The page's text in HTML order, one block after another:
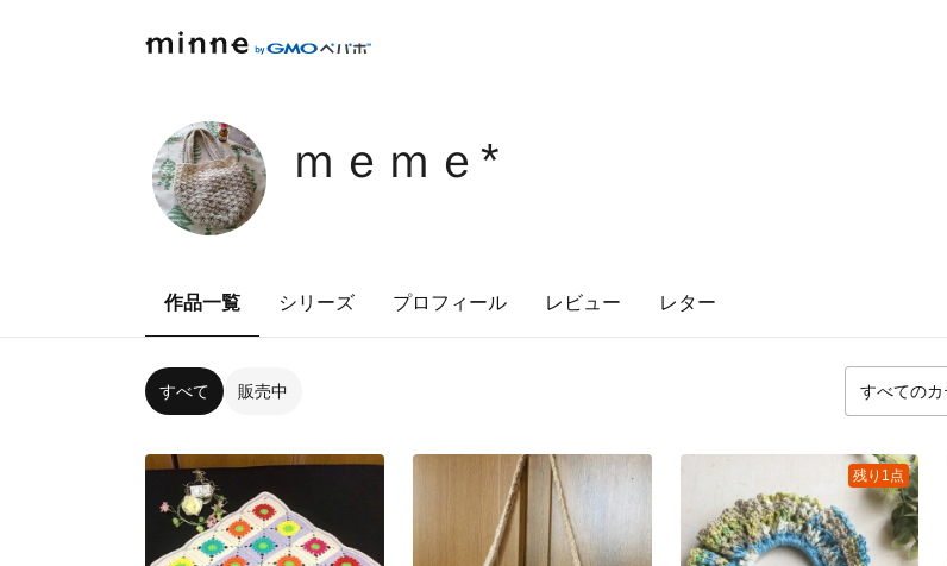
ｍｅｍｅ*
作品一覧 シリーズ プロフィール レビュー レター
すべて 販売中
残り1点